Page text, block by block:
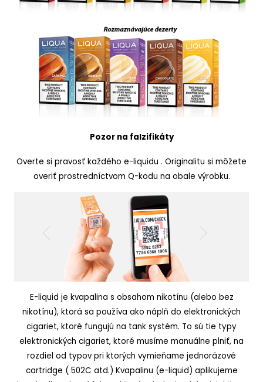
Pozor na falzifikáty
Overte si pravosť každého e-liquidu . Originalitu si môžete
overiť prostredníctvom Q-kodu na obale výrobku.
E-liquid je kvapalina s obsahom nikotínu (alebo bez
nikotínu), ktorá sa používa ako náplň do elektronických
cigariet, ktoré fungujú na tank systém. To sú tie typy
elektronických cigariet, ktoré musíme manuálne plniť, na
rozdiel od typov pri ktorých vymieňame jednorázové
cartridge ( 502C atd.) Kvapalinu (e-liquid) aplikujeme